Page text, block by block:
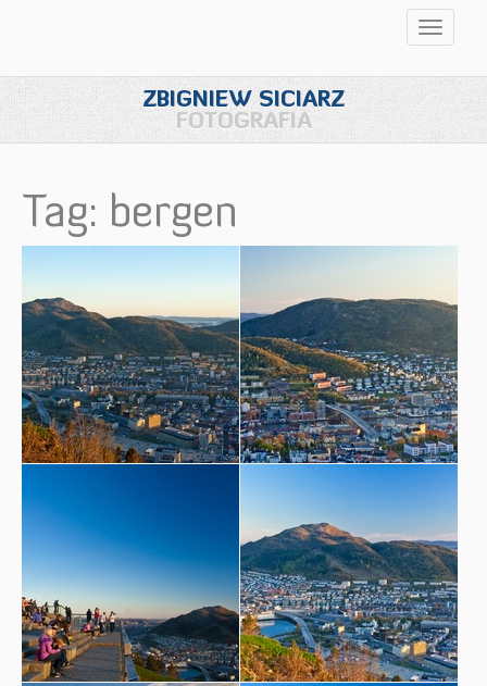
ZBIGNIEW SICIARZ
FOTOGRAFIA
Tag: bergen